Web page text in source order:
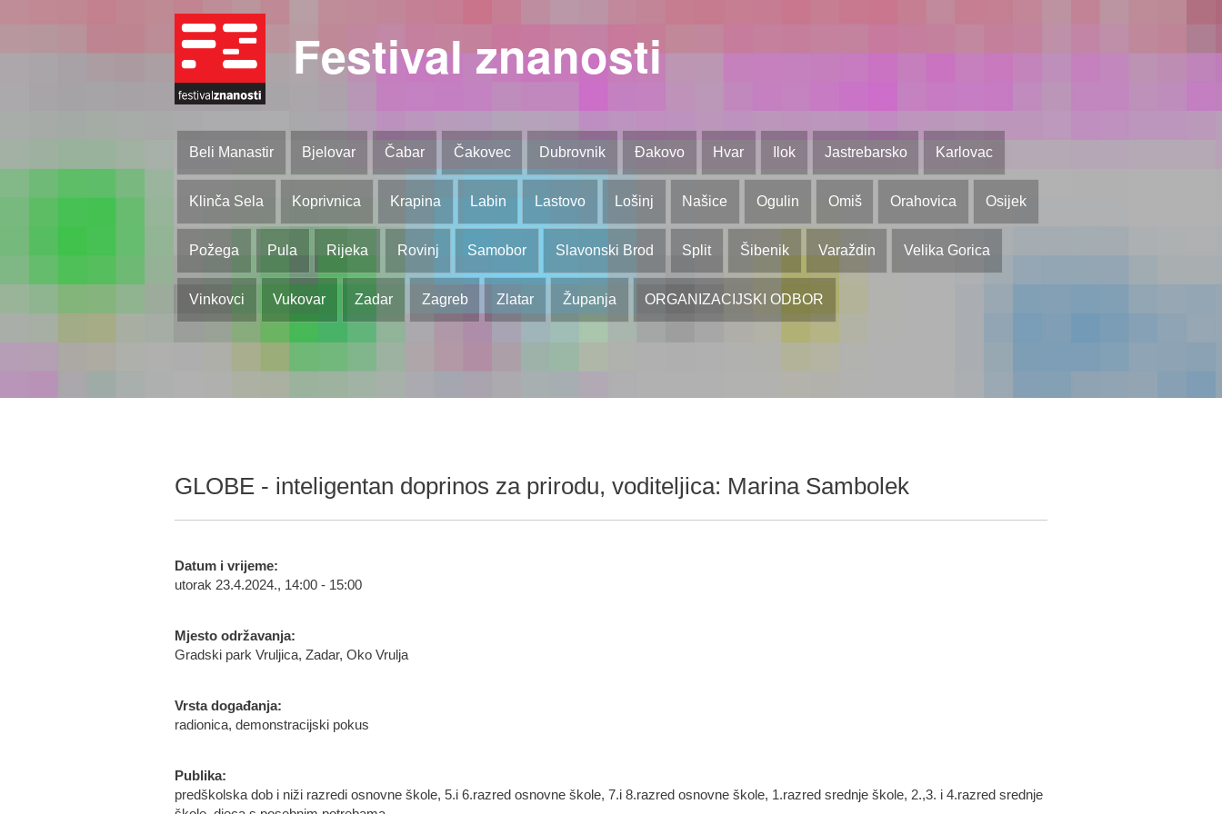
Festival znanosti
Beli Manastir Bjelovar Čabar Čakovec Dubrovnik Đakovo Hvar Ilok Jastrebarsko Karlovac
Klinča Sela Koprivnica Krapina Labin Lastovo Lošinj Našice Ogulin Omiš Orahovica Osijek
Požega Pula Rijeka Rovinj Samobor Slavonski Brod Split Šibenik Varaždin Velika Gorica
Vinkovci Vukovar Zadar Zagreb Zlatar Županja ORGANIZACIJSKI ODBOR
GLOBE - inteligentan doprinos za prirodu, voditeljica: Marina Sambolek
Datum i vrijeme:
utorak 23.4.2024., 14:00 - 15:00
Mjesto održavanja:
Gradski park Vruljica, Zadar, Oko Vrulja
Vrsta događanja:
radionica, demonstracijski pokus
Publika:
predškolska dob i niži razredi osnovne škole, 5.i 6.razred osnovne škole, 7.i 8.razred osnovne škole, 1.razred srednje škole, 2.,3. i 4.razred srednje